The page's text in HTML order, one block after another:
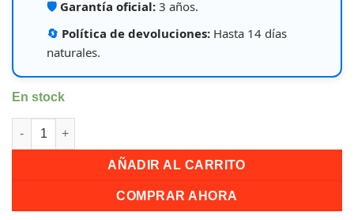
🛡️ Garantía oficial:3 años.
🔄 Política de devoluciones:Hasta 14 días
naturales.
En stock
Bolero Flux DT 608010 Glass Black A++,CECOTEC cantidad
AÑADIR AL CARRITO
COMPRAR AHORA